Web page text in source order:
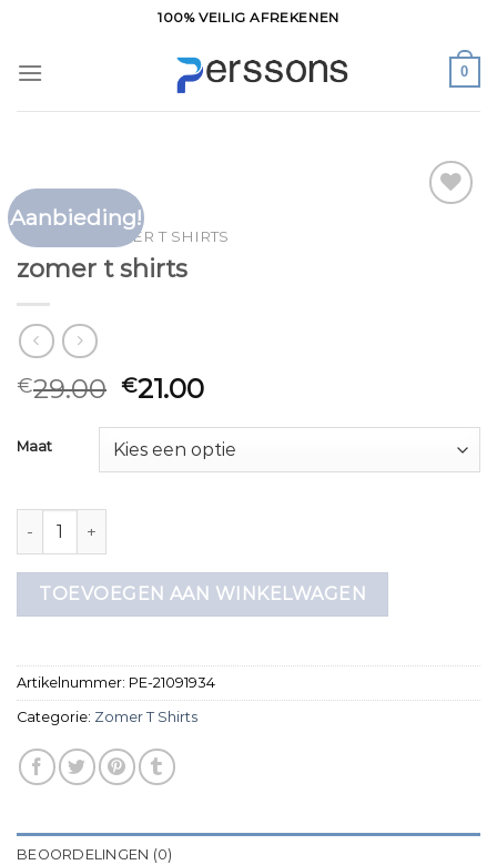
inhoud
100% VEILIG AFREKENEN
0
Aanbieding!
HOME ZOMER T SHIRTS
zomer t shirts
€29.00 €21.00
Maat
zomer t shirts aantal
TOEVOEGEN AAN WINKELWAGEN
Artikelnummer: PE-21091934
Categorie: Zomer T Shirts
BEOORDELINGEN (0)